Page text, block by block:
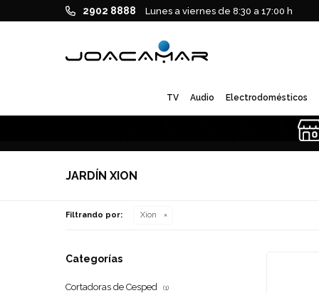
TV Audio Electrodomésticos
2902 8888 Lunes a viernes de 8:30 a 17:00 h
JARDÍN XION
Filtrando por: Xion
Categorías
Cortadoras de Cesped (1)